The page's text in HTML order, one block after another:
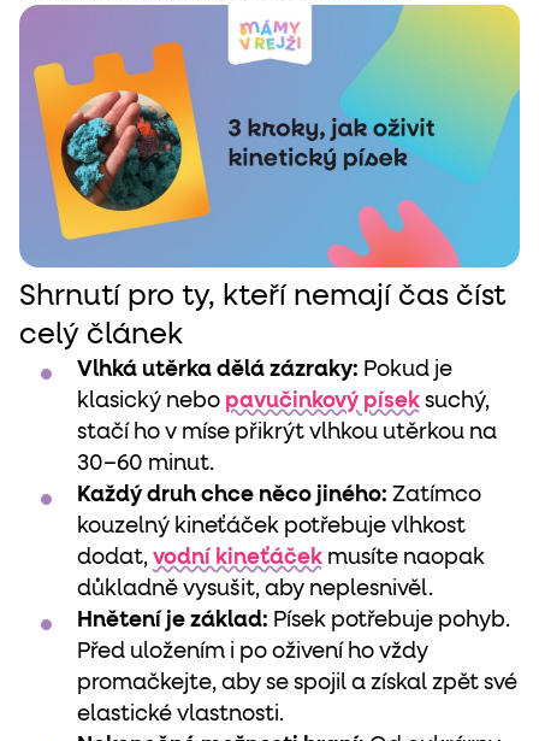
Shrnutí pro ty, kteří nemají čas číst
celý článek
Vlhká utěrka dělá zázraky: Pokud je
klasický nebo pavučinkový písek suchý,
stačí ho v míse přikrýt vlhkou utěrkou na
30–60 minut.
Každý druh chce něco jiného: Zatímco
kouzelný kineťáček potřebuje vlhkost
dodat, vodní kineťáček musíte naopak
důkladně vysušit, aby neplesnivěl.
Hnětení je základ: Písek potřebuje pohyb.
Před uložením i po oživení ho vždy
promačkejte, aby se spojil a získal zpět své
elastické vlastnosti.